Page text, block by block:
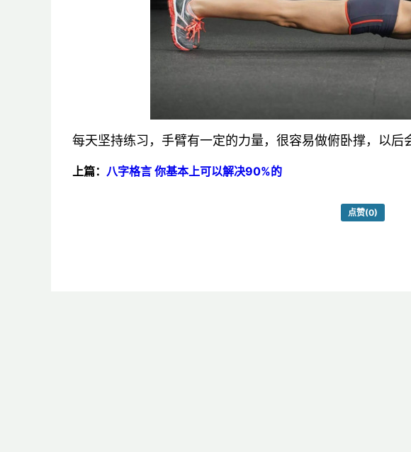
每天坚持练习，手臂有一定的力量，很容易做俯卧撑，以
上篇： 八字格言 你基本上可以解决90%的
点赞(0)